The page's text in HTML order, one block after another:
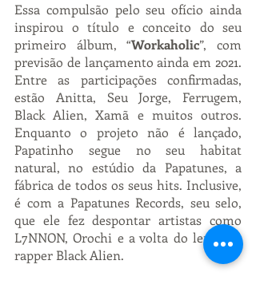
Essa compulsão pelo seu ofício ainda
inspirou o título e conceito do seu
primeiro álbum, “Workaholic”, com
previsão de lançamento ainda em 2021.
Entre as participações confirmadas,
estão Anitta, Seu Jorge, Ferrugem,
Black Alien, Xamã e muitos outros.
Enquanto o projeto não é lançado,
Papatinho segue no seu habitat
natural, no estúdio da Papatunes, a
fábrica de todos os seus hits. Inclusive,
é com a Papatunes Records, seu selo,
que ele fez despontar artistas como
L7NNON, Orochi e a volta do lendário
rapper Black Alien.